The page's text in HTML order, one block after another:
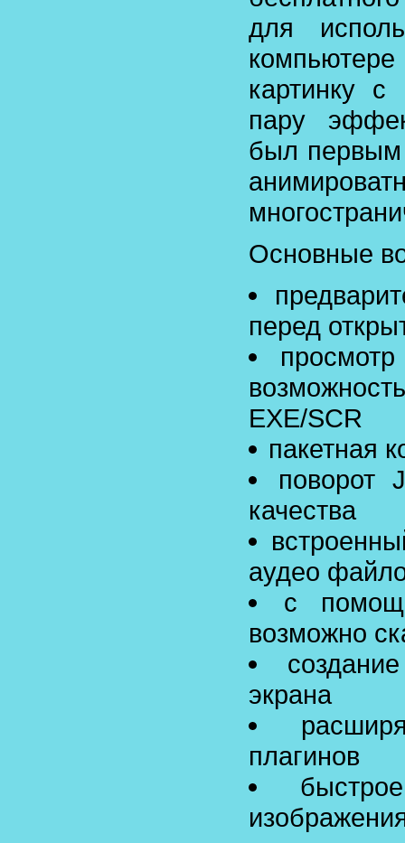
для
картинку с
пару
был первым
Основные
перед
EXE/SCR
пакетная
поворот
качества
аудео
с
возможно
экрана
плагинов